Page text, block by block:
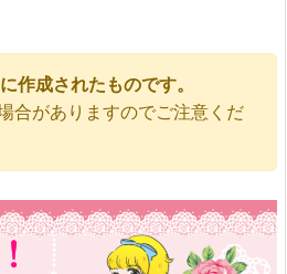
作成されたものです。
合がありますのでご注意くだ